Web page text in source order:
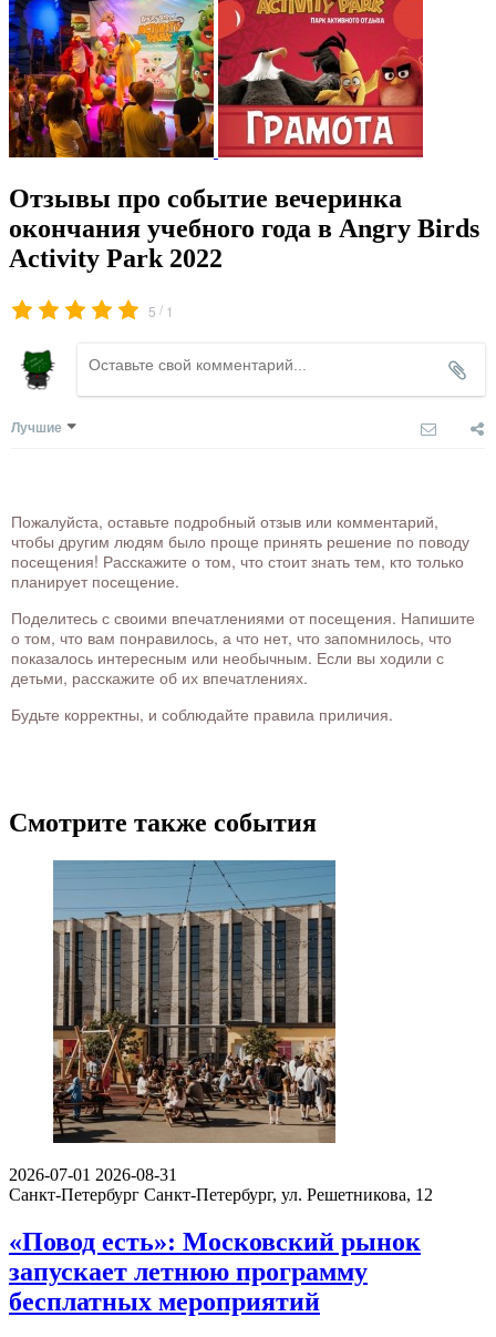
Отзывы про событие вечеринка
окончания учебного года в Angry Birds
Activity Park 2022
5 / 1
Лучшие
Пожалуйста, оставьте подробный отзыв или комментарий,
чтобы другим людям было проще принять решение по поводу
посещения! Расскажите о том, что стоит знать тем, кто только
планирует посещение.
Поделитесь с своими впечатлениями от посещения. Напишите
о том, что вам понравилось, а что нет, что запомнилось, что
показалось интересным или необычным. Если вы ходили с
детьми, расскажите об их впечатлениях.
Будьте корректны, и соблюдайте правила приличия.
Смотрите также события
2026-07-01 2026-08-31
Санкт-Петербург Санкт-Петербург, ул. Решетникова, 12
«Повод есть»: Московский рынок
запускает летнюю программу
бесплатных мероприятий